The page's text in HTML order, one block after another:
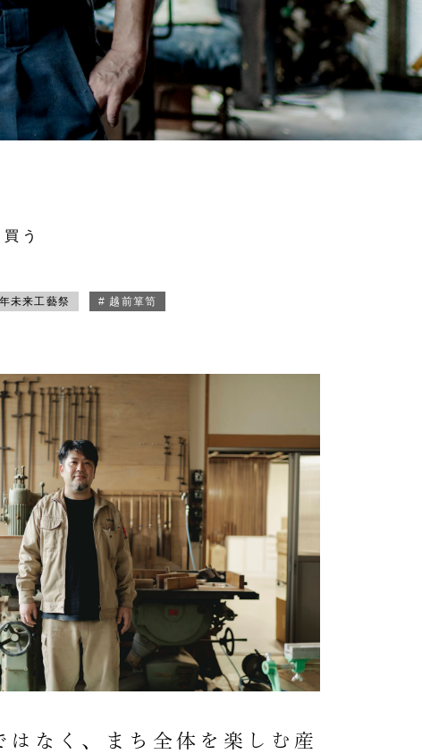
買う
未来工藝祭 # 越前箪笥
はなく、まち全体を楽しむ産